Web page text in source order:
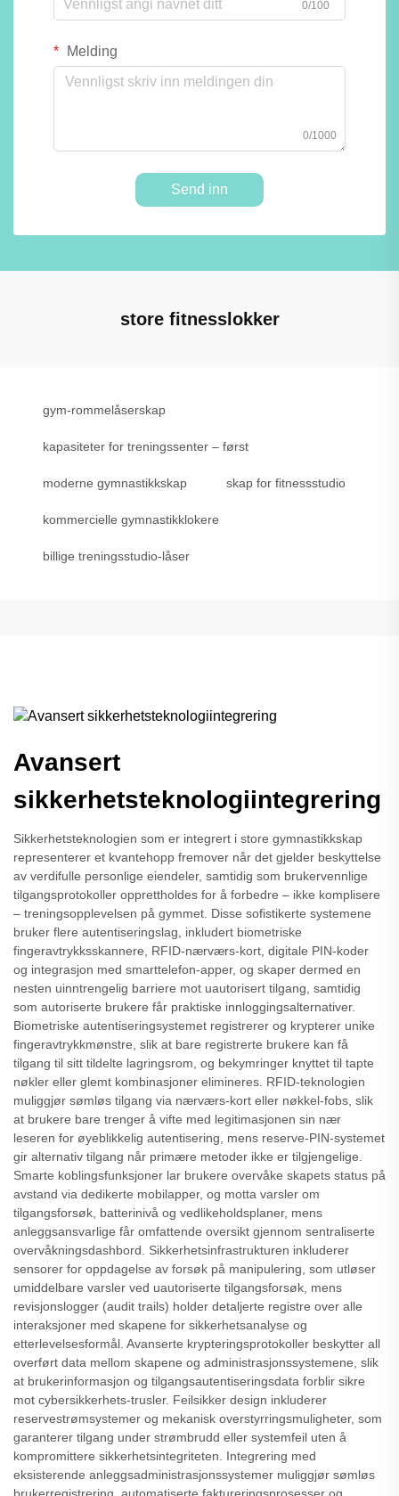
0/100
Melding
0/1000
Send inn
store fitnesslokker
gym-rommelåserskap
kapasiteter for treningssenter – først
moderne gymnastikkskap skap for fitnessstudio
kommercielle gymnastikklokere
billige treningsstudio-låser
Avansert
sikkerhetsteknologiintegrering
Sikkerhetsteknologien som er integrert i store gymnastikkskap
representerer et kvantehopp fremover når det gjelder beskyttelse
av verdifulle personlige eiendeler, samtidig som brukervennlige
tilgangsprotokoller opprettholdes for å forbedre – ikke komplisere
– treningsopplevelsen på gymmet. Disse sofistikerte systemene
bruker flere autentiseringslag, inkludert biometriske
fingeravtrykksskannere, RFID-nærværs-kort, digitale PIN-koder
og integrasjon med smarttelefon-apper, og skaper dermed en
nesten uinntrengelig barriere mot uautorisert tilgang, samtidig
som autoriserte brukere får praktiske innloggingsalternativer.
Biometriske autentiseringsystemet registrerer og krypterer unike
fingeravtrykkmønstre, slik at bare registrerte brukere kan få
tilgang til sitt tildelte lagringsrom, og bekymringer knyttet til tapte
nøkler eller glemt kombinasjoner elimineres. RFID-teknologien
muliggjør sømløs tilgang via nærværs-kort eller nøkkel-fobs, slik
at brukere bare trenger å vifte med legitimasjonen sin nær
leseren for øyeblikkelig autentisering, mens reserve-PIN-systemet
gir alternativ tilgang når primære metoder ikke er tilgjengelige.
Smarte koblingsfunksjoner lar brukere overvåke skapets status på
avstand via dedikerte mobilapper, og motta varsler om
tilgangsforsøk, batterinivå og vedlikeholdsplaner, mens
anleggsansvarlige får omfattende oversikt gjennom sentraliserte
overvåkningsdashbord. Sikkerhetsinfrastrukturen inkluderer
sensorer for oppdagelse av forsøk på manipulering, som utløser
umiddelbare varsler ved uautoriserte tilgangsforsøk, mens
revisjonslogger (audit trails) holder detaljerte registre over alle
interaksjoner med skapene for sikkerhetsanalyse og
etterlevelsesformål. Avanserte krypteringsprotokoller beskytter all
overført data mellom skapene og administrasjonssystemene, slik
at brukerinformasjon og tilgangsautentiseringsdata forblir sikre
mot cybersikkerhets-trusler. Feilsikker design inkluderer
reservestrømsystemer og mekanisk overstyrringsmuligheter, som
garanterer tilgang under strømbrudd eller systemfeil uten å
kompromittere sikkerhetsintegriteten. Integrering med
eksisterende anleggsadministrasjonssystemer muliggjør sømløs